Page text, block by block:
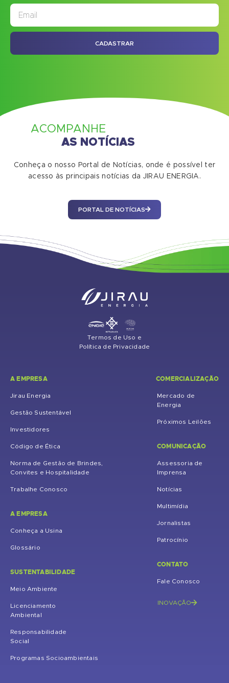
CADASTRAR
ACOMPANHE
AS NOTÍCIAS
Conheça o nosso Portal de Notícias, onde é possível ter
acesso às principais notícias da JIRAU ENERGIA.
PORTAL DE NOTÍCIAS
Termos de Uso e
Política de Privacidade
A EMPRESA
Jirau Energia
Gestão Sustentável
Investidores
Código de Ética
Norma de Gestão de Brindes,
Convites e Hospitalidade
Trabalhe Conosco
A EMPRESA
Conheça a Usina
Glossário
SUSTENTABILIDADE
Meio Ambiente
Licenciamento
Ambiental
Responsabilidade
Social
Programas Socioambientais
COMERCIALIZAÇÃO
Mercado de
Energia
Próximos Leilões
COMUNICAÇÃO
Assessoria de
Imprensa
Notícias
Multimídia
Jornalistas
Patrocínio
CONTATO
Fale Conosco
INOVAÇÃO